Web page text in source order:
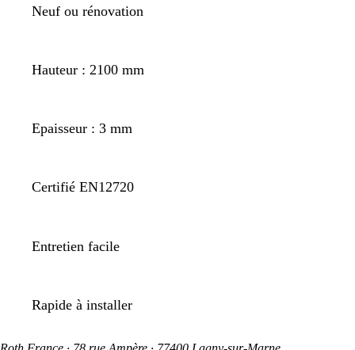
Neuf ou rénovation
Hauteur : 2100 mm
Epaisseur : 3 mm
Certifié EN12720
Entretien facile
Rapide à installer